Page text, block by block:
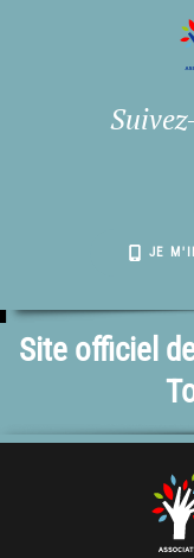
JE
Site officiel